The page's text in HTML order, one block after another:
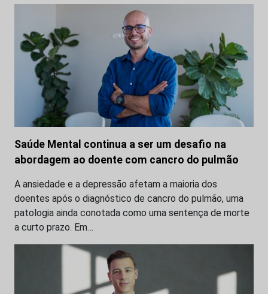
Saúde Mental continua a ser um desafio na
abordagem ao doente com cancro do pulmão
A ansiedade e a depressão afetam a maioria dos
doentes após o diagnóstico de cancro do pulmão, uma
patologia ainda conotada como uma sentença de morte
a curto prazo. Em…